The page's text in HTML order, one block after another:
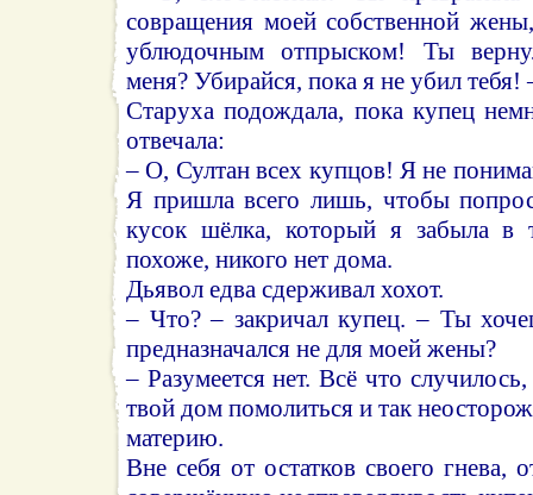
совращения моей собственной
ублюдочным отпрыском! Ты
меня? Убирайся, пока я не убил тебя!
Старуха подождала, пока купец
отвечала:
– О, Султан всех купцов! Я не
Я пришла всего лишь, чтобы
кусок шёлка, который я забыла в
похоже, никого нет дома.
Дьявол едва сдерживал хохот.
– Что? – закричал купец. – Ты
предназначался не для моей жены?
– Разумеется нет. Всё что
твой дом помолиться и так
материю.
Вне себя от остатков своего гнева,